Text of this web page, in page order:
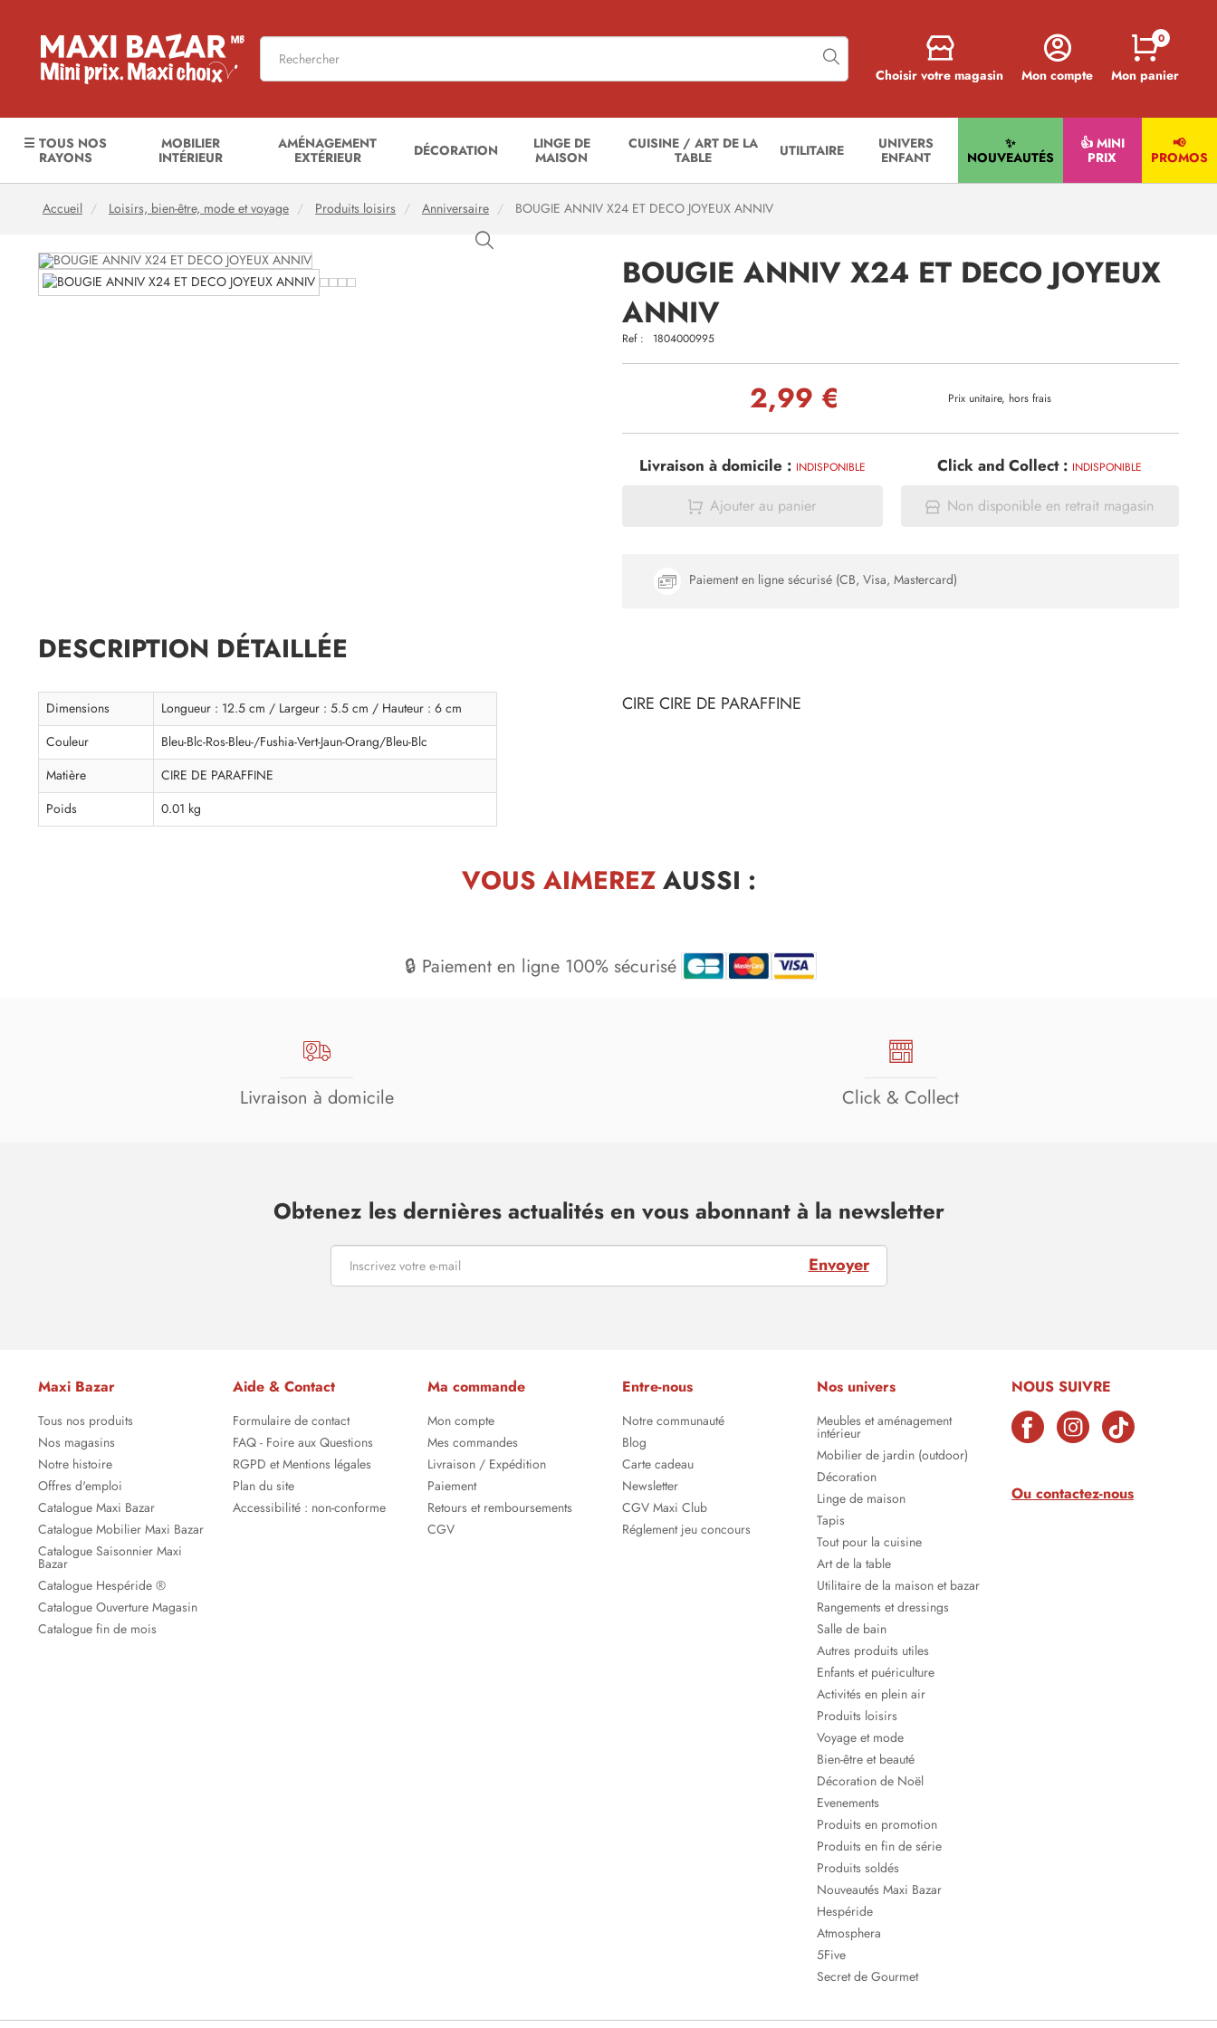
Choisir votre magasin Mon compte Mon panier
0
☰ TOUS NOS
RAYONS
MOBILIER
INTÉRIEUR
AMÉNAGEMENT
EXTÉRIEUR
DÉCORATION
LINGE DE
MAISON
CUISINE / ART DE LA
TABLE
UTILITAIRE
UNIVERS
ENFANT
✨
NOUVEAUTÉS
👍 MINI
PRIX
📢
PROMOS
Accueil Loisirs, bien-être, mode et voyage Produits loisirs Anniversaire BOUGIE ANNIV X24 ET DECO JOYEUX ANNIV
BOUGIE ANNIV X24 ET DECO JOYEUX
ANNIV
Ref : 1804000995
2,99 € Prix unitaire, hors frais
Livraison à domicile : INDISPONIBLE
Ajouter au panier
Click and Collect : INDISPONIBLE
Non disponible en retrait magasin
Paiement en ligne sécurisé (CB, Visa, Mastercard)
DESCRIPTION DÉTAILLÉE
Dimensions
Longueur : 12.5 cm / Largeur : 5.5 cm / Hauteur : 6 cm
Couleur
Bleu-Blc-Ros-Bleu-/Fushia-Vert-Jaun-Orang/Bleu-Blc
Matière
CIRE DE PARAFFINE
Poids
0.01 kg
CIRE CIRE DE PARAFFINE
VOUS AIMEREZAUSSI :
🔒 Paiement en ligne 100% sécurisé
Livraison à domicile Click & Collect
Obtenez les dernières actualités en vous abonnant à la newsletter
Envoyer
Maxi Bazar
Tous nos produits
Nos magasins
Notre histoire
Offres d'emploi
Catalogue Maxi Bazar
Catalogue Mobilier Maxi Bazar
Catalogue Saisonnier Maxi
Bazar
Catalogue Hespéride ®
Catalogue Ouverture Magasin
Catalogue fin de mois
Aide & Contact
Formulaire de contact
FAQ - Foire aux Questions
RGPD et Mentions légales
Plan du site
Accessibilité : non-conforme
Ma commande
Mon compte
Mes commandes
Livraison / Expédition
Paiement
Retours et remboursements
CGV
Entre-nous
Notre communauté
Blog
Carte cadeau
Newsletter
CGV Maxi Club
Réglement jeu concours
Nos univers
Meubles et aménagement
intérieur
Mobilier de jardin (outdoor)
Décoration
Linge de maison
Tapis
Tout pour la cuisine
Art de la table
Utilitaire de la maison et bazar
Rangements et dressings
Salle de bain
Autres produits utiles
Enfants et puériculture
Activités en plein air
Produits loisirs
Voyage et mode
Bien-être et beauté
Décoration de Noël
Evenements
Produits en promotion
Produits en fin de série
Produits soldés
Nouveautés Maxi Bazar
Hespéride
Atmosphera
5Five
Secret de Gourmet
NOUS SUIVRE
Ou contactez-nous